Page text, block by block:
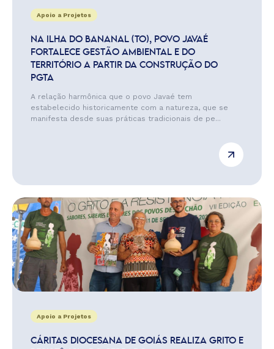
Apoio a Projetos
NA ILHA DO BANANAL (TO), POVO JAVAÉ
FORTALECE GESTÃO AMBIENTAL E DO
TERRITÓRIO A PARTIR DA CONSTRUÇÃO DO
PGTA
A relação harmônica que o povo Javaé tem
estabelecido historicamente com a natureza, que se
manifesta desde suas práticas tradicionais de pe...
Apoio a Projetos
CÁRITAS DIOCESANA DE GOIÁS REALIZA GRITO E